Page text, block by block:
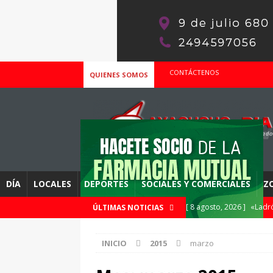
QUIENES SOMOS CONTÁCTENOS
DÍA LOCALES DEPORTES SOCIALES Y COMERCIALES
ÚLTIMAS NOTICIAS [ 8 agosto, 2026 ]
DEPORTES
[ 8 agosto, 2026 ]
INICIO 2015 marzo